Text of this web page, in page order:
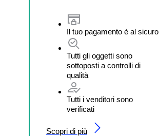
Il tuo pagamento è al sicuro
Tutti gli oggetti sono
sottoposti a controlli di
qualità
Tutti i venditori sono
verificati
Scopri di più